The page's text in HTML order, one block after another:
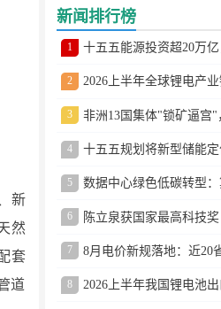
新
然
套
道
新闻排行榜
1
2
3
4
5
6
7 8月电价新规落地：近20
8